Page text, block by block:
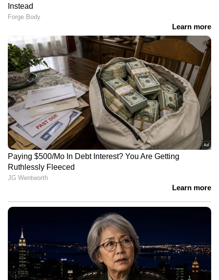
2026 ജനുവരി ഒന്ന് മുതൽ പുതിയ
പരിഷ്കാരങ്ങൾ നടപ്പിലാക്കണമെന്നാണ്
ആവശ്യം. നിലവിൽ 18,000 രൂപയായ കുറഞ്ഞ
അടിസ്ഥാന ശമ്പളം 69,000 രൂപയായി
ഉയർത്താൻ ശുപാർശ വന്നിട്ടുണ്ട്. ശമ്പള
നിർണ്ണയത്തിനായി 3.83 ഫിറ്റ്‌മെന്റ് ഫാക്ടർ
ഉപയോഗിക്കാനാണ് നിർദ്ദേശിച്ചിരിക്കുന്നത്.
നിരക്കിൽ നിന്നും ആറ് ശതമാനമായി
ഉയർത്തണമെന്നും ആവശ്യമുണ്ട്.
ഇന്നത്തെ സിഡ്നി ഷോ മാറ്റി വെച്ചു,
ക്ഷമ ചോദിച്ച് മോഹൻലാൽ